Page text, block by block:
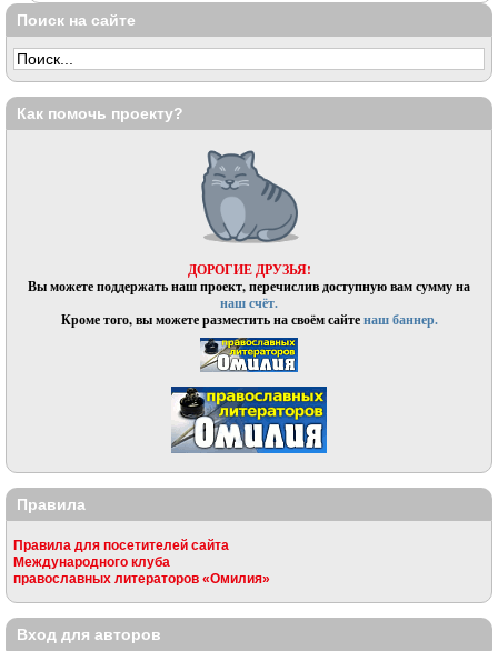
Поиск на сайте
Как помочь проекту?
ДОРОГИЕ ДРУЗЬЯ!
Вы можете поддержать наш проект, перечислив доступную вам сумму на
наш счёт.
Кроме того, вы можете разместить на своём сайтенаш баннер.
Правила
Правила для посетителей сайта
Международного клуба
православных литераторов «Омилия»
Вход для авторов